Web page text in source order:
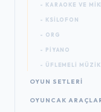
- KARAOKE VE
- KSILOFON
- ORG
- PIYANO
- ÜFLEMELI MÜZIK
OYUN SETLERI
OYUNCAK